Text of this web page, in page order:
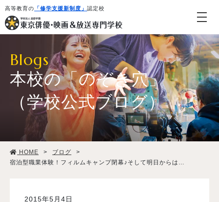
高等教育の 「修学支援新制度」 認定校
学校紹介・教育システム
専攻・コース紹介
Blogs
本校の「のぞき穴」
（学校公式ブログ）
HOME > ブログ
>
宿泊型職業体験！フィルムキャンプ閉幕♪そして明日からは…
2015年5月4日